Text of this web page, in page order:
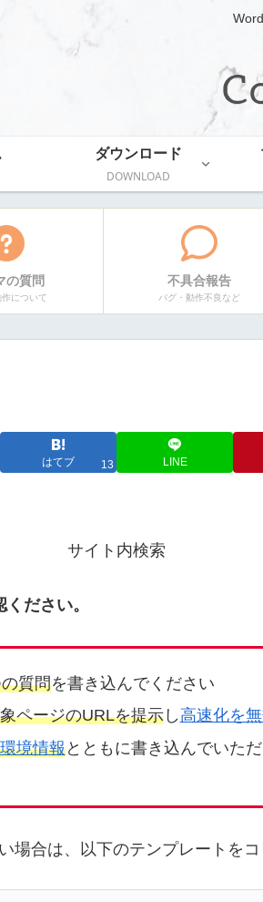
ダウンロード
DOWNLOAD
の質問
について
不具合報告
バグ・動作不良など
はてブ 13 LINE
サイト内検索
ださい。
質問を書き込んでください
ページのURLを提示し 高速化を
環境情報とともに書き込んでいた
場合は、以下のテンプレートをコ